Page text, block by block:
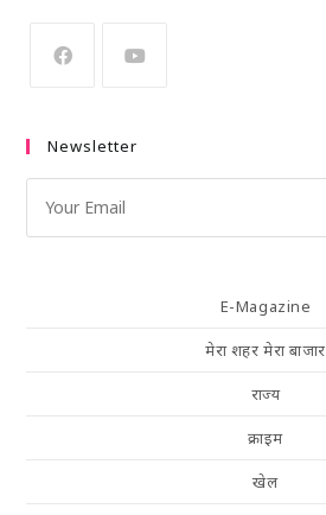
Newsletter
E-Magazine
मेरा शहर मेरा बाजार
राज्य
क्राइम
खेल